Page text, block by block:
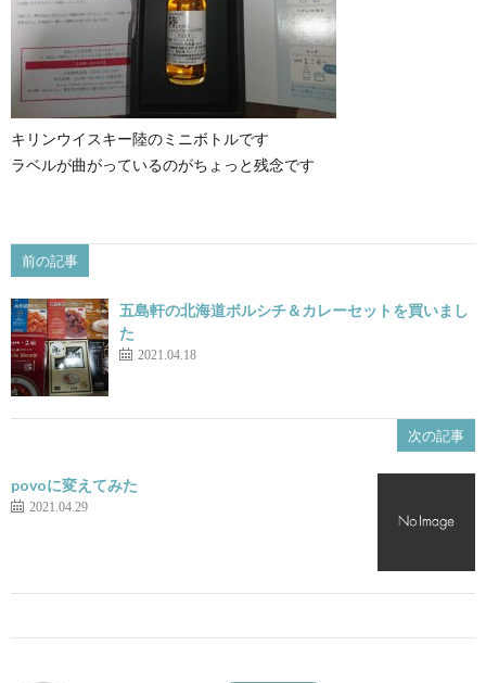
キリンウイスキー陸のミニボトルです
ラベルが曲がっているのがちょっと残念です
前の記事
五島軒の北海道ボルシチ＆カレーセットを買いまし
た
2021.04.18
次の記事
povoに変えてみた
2021.04.29